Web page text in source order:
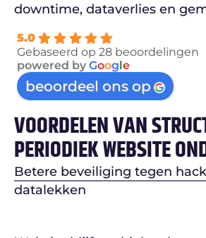
downtime, dataverlies en
5.0
Gebaseerd op 28 beoordelingen
powered by Google
beoordeel ons op
Betere beveiliging tegen
datalekken
VOORDELEN VAN
PERIODIEK WEBSITE